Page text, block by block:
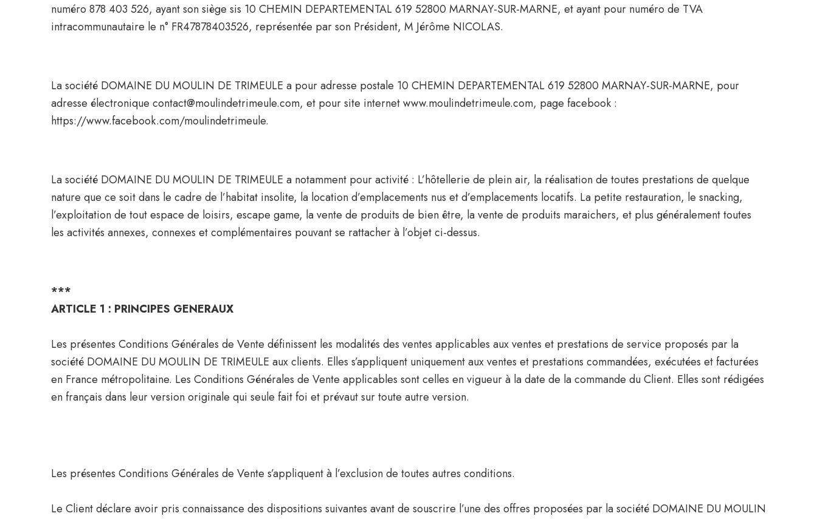
numéro 878 403 526, ayant son siège sis 10 CHEMIN DEPARTEMENTAL 619 52800 MARNAY-SUR-MARNE, et ayant pour numéro de TVA
intracommunautaire le n° FR47878403526, représentée par son Président, M Jérôme NICOLAS.
La société DOMAINE DU MOULIN DE TRIMEULE a pour adresse postale 10 CHEMIN DEPARTEMENTAL 619 52800 MARNAY-SUR-MARNE, pour
adresse électronique contact@moulindetrimeule.com, et pour site internet www.moulindetrimeule.com, page facebook :
https://www.facebook.com/moulindetrimeule.
La société DOMAINE DU MOULIN DE TRIMEULE a notamment pour activité : L’hôtellerie de plein air, la réalisation de toutes prestations de quelque
nature que ce soit dans le cadre de l’habitat insolite, la location d’emplacements nus et d’emplacements locatifs. La petite restauration, le snacking,
l’exploitation de tout espace de loisirs, escape game, la vente de produits de bien être, la vente de produits maraichers, et plus généralement toutes
les activités annexes, connexes et complémentaires pouvant se rattacher à l’objet ci-dessus.
***
ARTICLE 1 : PRINCIPES GENERAUX
Les présentes Conditions Générales de Vente définissent les modalités des ventes applicables aux ventes et prestations de service proposés par la
société DOMAINE DU MOULIN DE TRIMEULE aux clients. Elles s’appliquent uniquement aux ventes et prestations commandées, exécutées et facturées
en France métropolitaine. Les Conditions Générales de Vente applicables sont celles en vigueur à la date de la commande du Client. Elles sont rédigées
en français dans leur version originale qui seule fait foi et prévaut sur toute autre version.
Les présentes Conditions Générales de Vente s’appliquent à l’exclusion de toutes autres conditions.
Le Client déclare avoir pris connaissance des dispositions suivantes avant de souscrire l’une des offres proposées par la société DOMAINE DU MOULIN